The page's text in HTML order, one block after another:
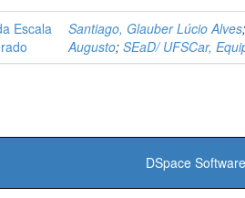
Escala
Santiago, Glauber Lúcio Alves;
Augusto; SEaD/ UFSCar,
DSpace Software